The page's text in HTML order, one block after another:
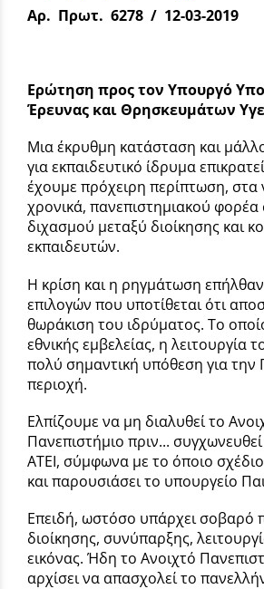
Αρ. Πρωτ. 6278 / 12-03-2019
Ερώτηση προς τoν Υπουργό
Έρευνας και Θρησκευμάτων
Μια έκρυθμη κατάσταση και
για εκπαιδευτικό ίδρυμα
έχουμε πρόχειρη περίπτωση, στα
χρονικά, πανεπιστημιακού φορέα
διχασμού μεταξύ διοίκησης και
εκπαιδευτών.
Η κρίση και η ρηγμάτωση
επιλογών που υποτίθεται ότι
θωράκιση του ιδρύματος. Το
εθνικής εμβελείας, η λειτουργία
πολύ σημαντική υπόθεση για την
περιοχή.
Ελπίζουμε να μη διαλυθεί το
Πανεπιστήμιο πριν...
ΑΤΕΙ, σύμφωνα με το όποιο
και παρουσιάσει το υπουργείο
Επειδή, ωστόσο υπάρχει σοβαρό
διοίκησης, συνύπαρξης,
εικόνας. Ήδη το Ανοιχτό
αρχίσει να απασχολεί το